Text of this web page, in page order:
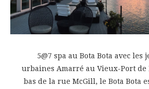
5@7 spa au Bota Bota avec les
urbaines Amarré au Vieux-Port
bas de la rue McGill, le Bota Bota